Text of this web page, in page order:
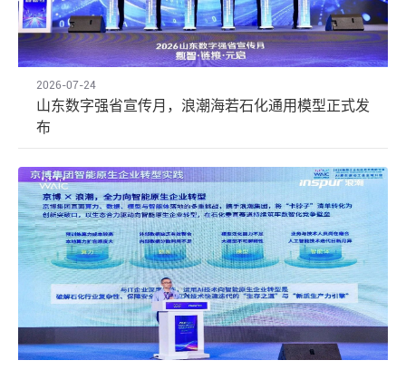
2026-07-24
山东数字强省宣传月，浪潮海若石化通用模型正式发
布